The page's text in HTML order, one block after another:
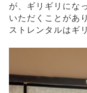
が、ギリギリにな
いただくことがあ
ストレンタルはギ